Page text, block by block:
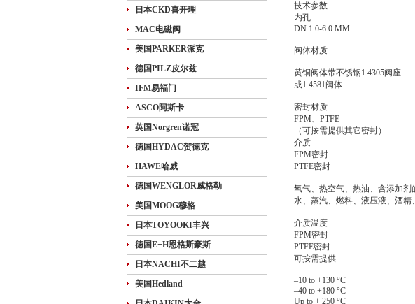
日本CKD喜开理
MAC电磁阀
美国PARKER派克
德国PILZ皮尔兹
IFM易福门
ASCO阿斯卡
英国Norgren诺冠
德国HYDAC贺德克
HAWE哈威
德国WENGLOR威格勒
美国MOOG穆格
日本TOYOOKI丰兴
德国E+H恩格斯豪斯
日本NACHI不二越
美国Hedland
技术参数
内孔
DN 1.0-6.0 MM
阀体材质
黄铜阀体带不锈钢1.4305阀座
或1.4581阀体
密封材质
FPM、PTFE
（可按需提供其它密封）
介质
FPM密封
PTFE密封
氧气、热空气、热油、含添加剂
水、蒸汽、燃料、液压液、酒精
介质温度
FPM密封
PTFE密封
可按需提供
–10 to +130 °C
–40 to +180 °C
Up to + 250 °C